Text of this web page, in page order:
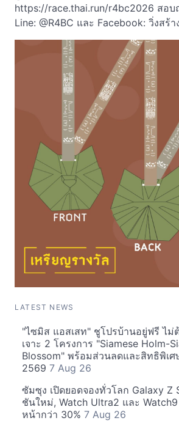
https://race.thai.run/r4bc2026 สอบ
Line: @R4BC และ Facebook: วิ่งสร้า
LATEST NEWS
"ไซมิส แอสเสท" ชูโปรบ้านอยู่ฟรี ไ
เจาะ 2 โครงการ "Siamese Holm-
Blossom" พร้อมส่วนลดและสิทธิพิเศ
2569 7 Aug 26
ซัมซุง เปิดยอดจองทั่วโลก Galaxy Z
ชันใหม่, Watch Ultra2 และ
หน้ากว่า 30% 7 Aug 26